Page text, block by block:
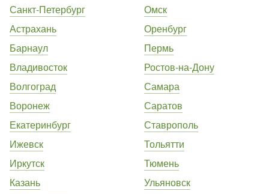
Санкт-Петербург
Астрахань
Барнаул
Владивосток
Волгоград
Воронеж
Екатеринбург
Ижевск
Иркутск
Казань
Омск
Оренбург
Пермь
Ростов-на-Дону
Самара
Саратов
Ставрополь
Тольятти
Тюмень
Ульяновск